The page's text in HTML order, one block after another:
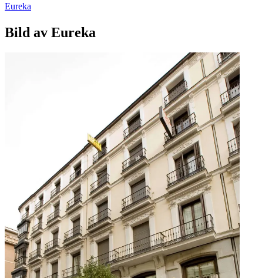
Eureka
Bild av Eureka